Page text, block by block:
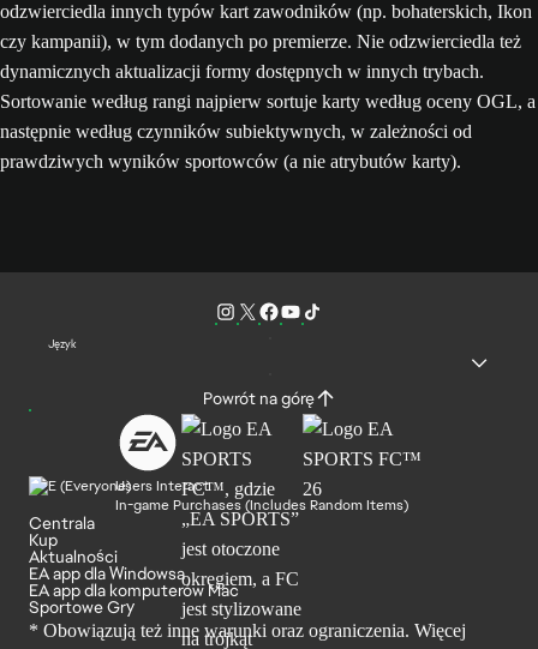
odzwierciedla innych typów kart zawodników (np. bohaterskich, Ikon
czy kampanii), w tym dodanych po premierze. Nie odzwierciedla też
dynamicznych aktualizacji formy dostępnych w innych trybach.
Sortowanie według rangi najpierw sortuje karty według oceny OGL, a
następnie według czynników subiektywnych, w zależności od
prawdziwych wyników sportowców (a nie atrybutów karty).
Język
Powrót na górę
Users Interact
In-game Purchases (Includes Random Items)
Centrala
Kup
Aktualności
EA app dla Windowsa
EA app dla komputerów Mac
Sportowe Gry
* Obowiązują też inne warunki oraz ograniczenia. Więcej